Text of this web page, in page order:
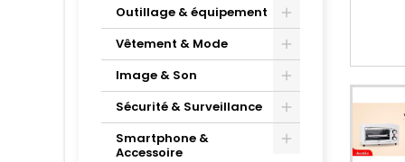
Outillage & équipement
Vêtement & Mode
Image & Son
Sécurité & Surveillance
Smartphone &
Accessoire